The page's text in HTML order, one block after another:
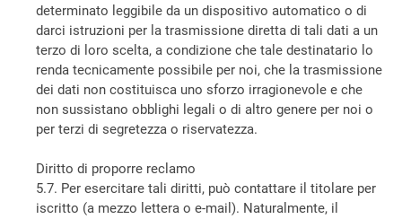
determinato leggibile da un dispositivo automatico o di
darci istruzioni per la trasmissione diretta di tali dati a un
terzo di loro scelta, a condizione che tale destinatario lo
renda tecnicamente possibile per noi, che la trasmissione
dei dati non costituisca uno sforzo irragionevole e che
non sussistano obblighi legali o di altro genere per noi o
per terzi di segretezza o riservatezza.
Diritto di proporre reclamo
5.7. Per esercitare tali diritti, può contattare il titolare per
iscritto (a mezzo lettera o e-mail). Naturalmente, il